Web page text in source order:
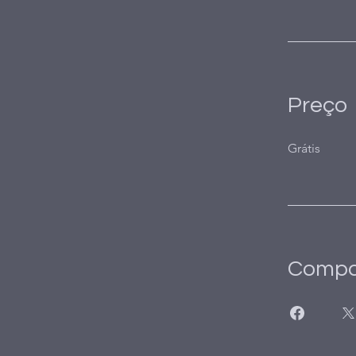
Preço
Grátis